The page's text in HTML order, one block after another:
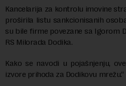
Kancelarija za kontrolu imovine
proširila listu sankcionisanih
su bile firme povezane sa Igorom
RS Milorada Dodika.
Kako se navodi u pojašnjenju,
izvore prihoda za Dodikovu mrežu.“